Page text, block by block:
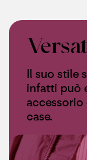
Il suo stile
infatti può
case.